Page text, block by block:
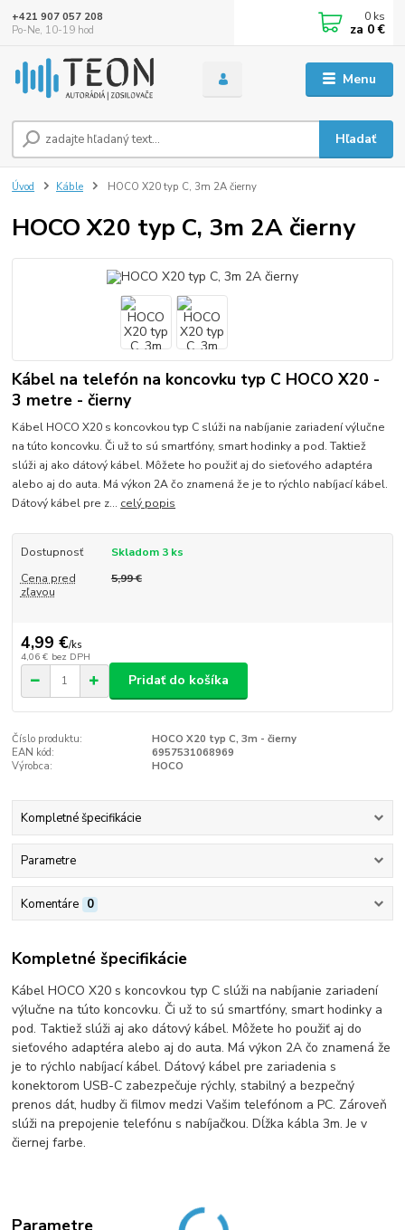
Menu
Hľadať
+421 907 057 208
Po-Ne, 10-19 hod
0 ks
za 0 €
Úvod Káble HOCO X20 typ C, 3m 2A čierny
HOCO X20 typ C, 3m 2A čierny
Kábel na telefón na koncovku typ C HOCO X20 -
3 metre - čierny
Kábel HOCO X20 s koncovkou typ C slúži na nabíjanie zariadení výlučne
na túto koncovku. Či už to sú smartfóny, smart hodinky a pod. Taktiež
slúži aj ako dátový kábel. Môžete ho použiť aj do sieťového adaptéra
alebo aj do auta. Má výkon 2A čo znamená že je to rýchlo nabíjací kábel.
Dátový kábel pre z... celý popis
Dostupnosť
Skladom 3 ks
Cena pred
zľavou
5,99 €
4,99 €/ks
4,06 € bez DPH
Pridať do košíka
Číslo produktu:
HOCO X20 typ C, 3m - čierny
EAN kód:
6957531068969
Výrobca:
HOCO
Kompletné špecifikácie
Parametre
Komentáre 0
Kompletné špecifikácie
Kábel HOCO X20 s koncovkou typ C slúži na nabíjanie zariadení
výlučne na túto koncovku. Či už to sú smartfóny, smart hodinky a
pod. Taktiež slúži aj ako dátový kábel. Môžete ho použiť aj do
sieťového adaptéra alebo aj do auta. Má výkon 2A čo znamená že
je to rýchlo nabíjací kábel. Dátový kábel pre zariadenia s
konektorom USB-C zabezpečuje rýchly, stabilný a bezpečný
prenos dát, hudby či filmov medzi Vašim telefónom a PC. Zároveň
slúži na prepojenie telefónu s nabíjačkou. Dĺžka kábla 3m. Je v
čiernej farbe.
Parametre